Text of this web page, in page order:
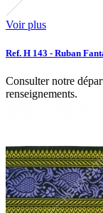
Voir plus
Ref. H 143 - Ruban
Consulter notre
renseignements.